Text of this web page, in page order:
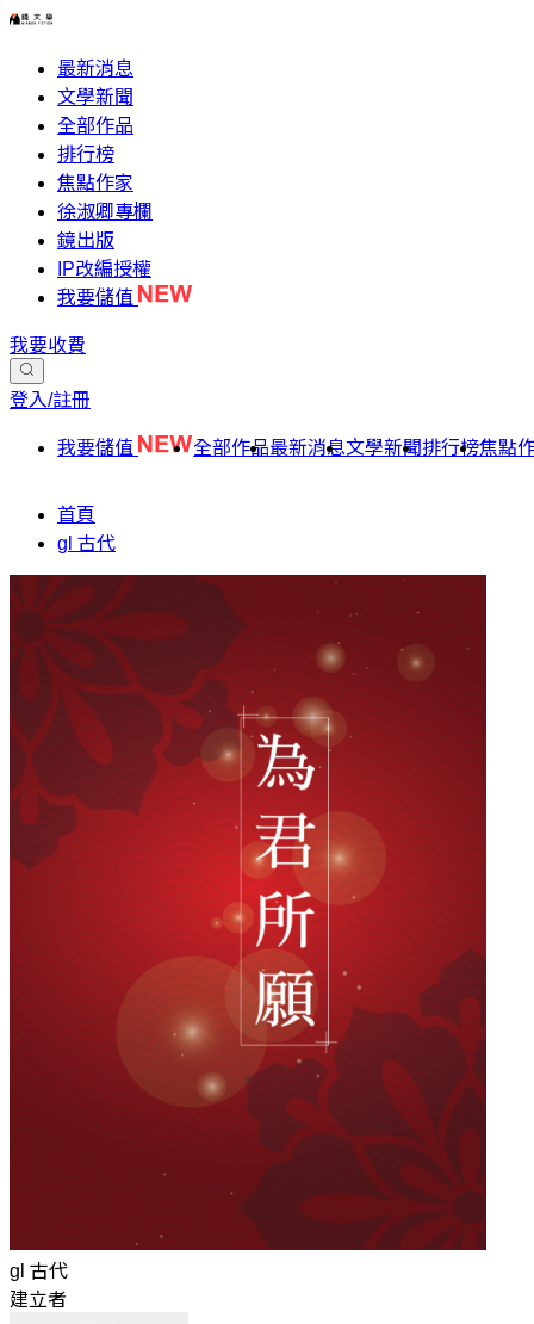
最新消息
文學新聞
全部作品
排行榜
焦點作家
徐淑卿專欄
鏡出版
IP改編授權
我要儲值
我要收費
登入/註冊
我要儲值 全部作品最新消息文學新聞排行榜焦點
首頁
gl 古代
gl 古代
建立者